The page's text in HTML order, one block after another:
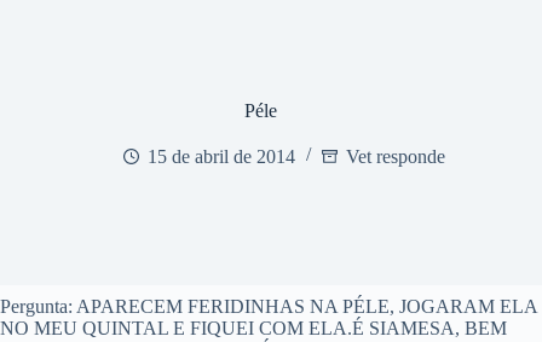
Péle
15 de abril de 2014 Vet responde
Pergunta: APARECEM FERIDINHAS NA PÉLE, JOGARAM ELA
NO MEU QUINTAL E FIQUEI COM ELA.É SIAMESA, BEM